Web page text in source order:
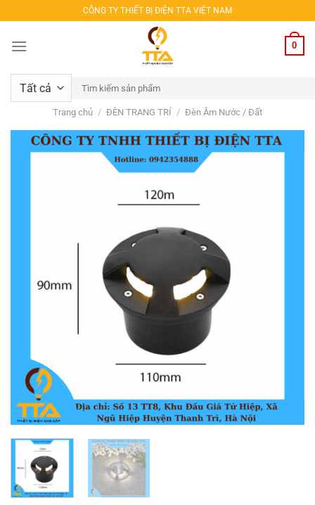
qua
nội
CÔNG TY THIẾT BỊ ĐIỆN TTA VIỆT NAM
0
Tìm
kiếm:
Trang chủ / ĐÈN TRANG TRÍ / Đèn Âm Nước / Đất